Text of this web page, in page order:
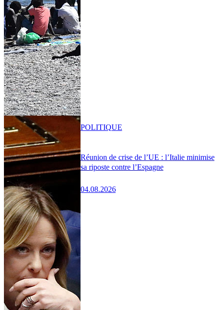
Réunion de crise de l’UE : l’Italie minimise
sa riposte contre l’Espagne
04.08.2026
POLITIQUE